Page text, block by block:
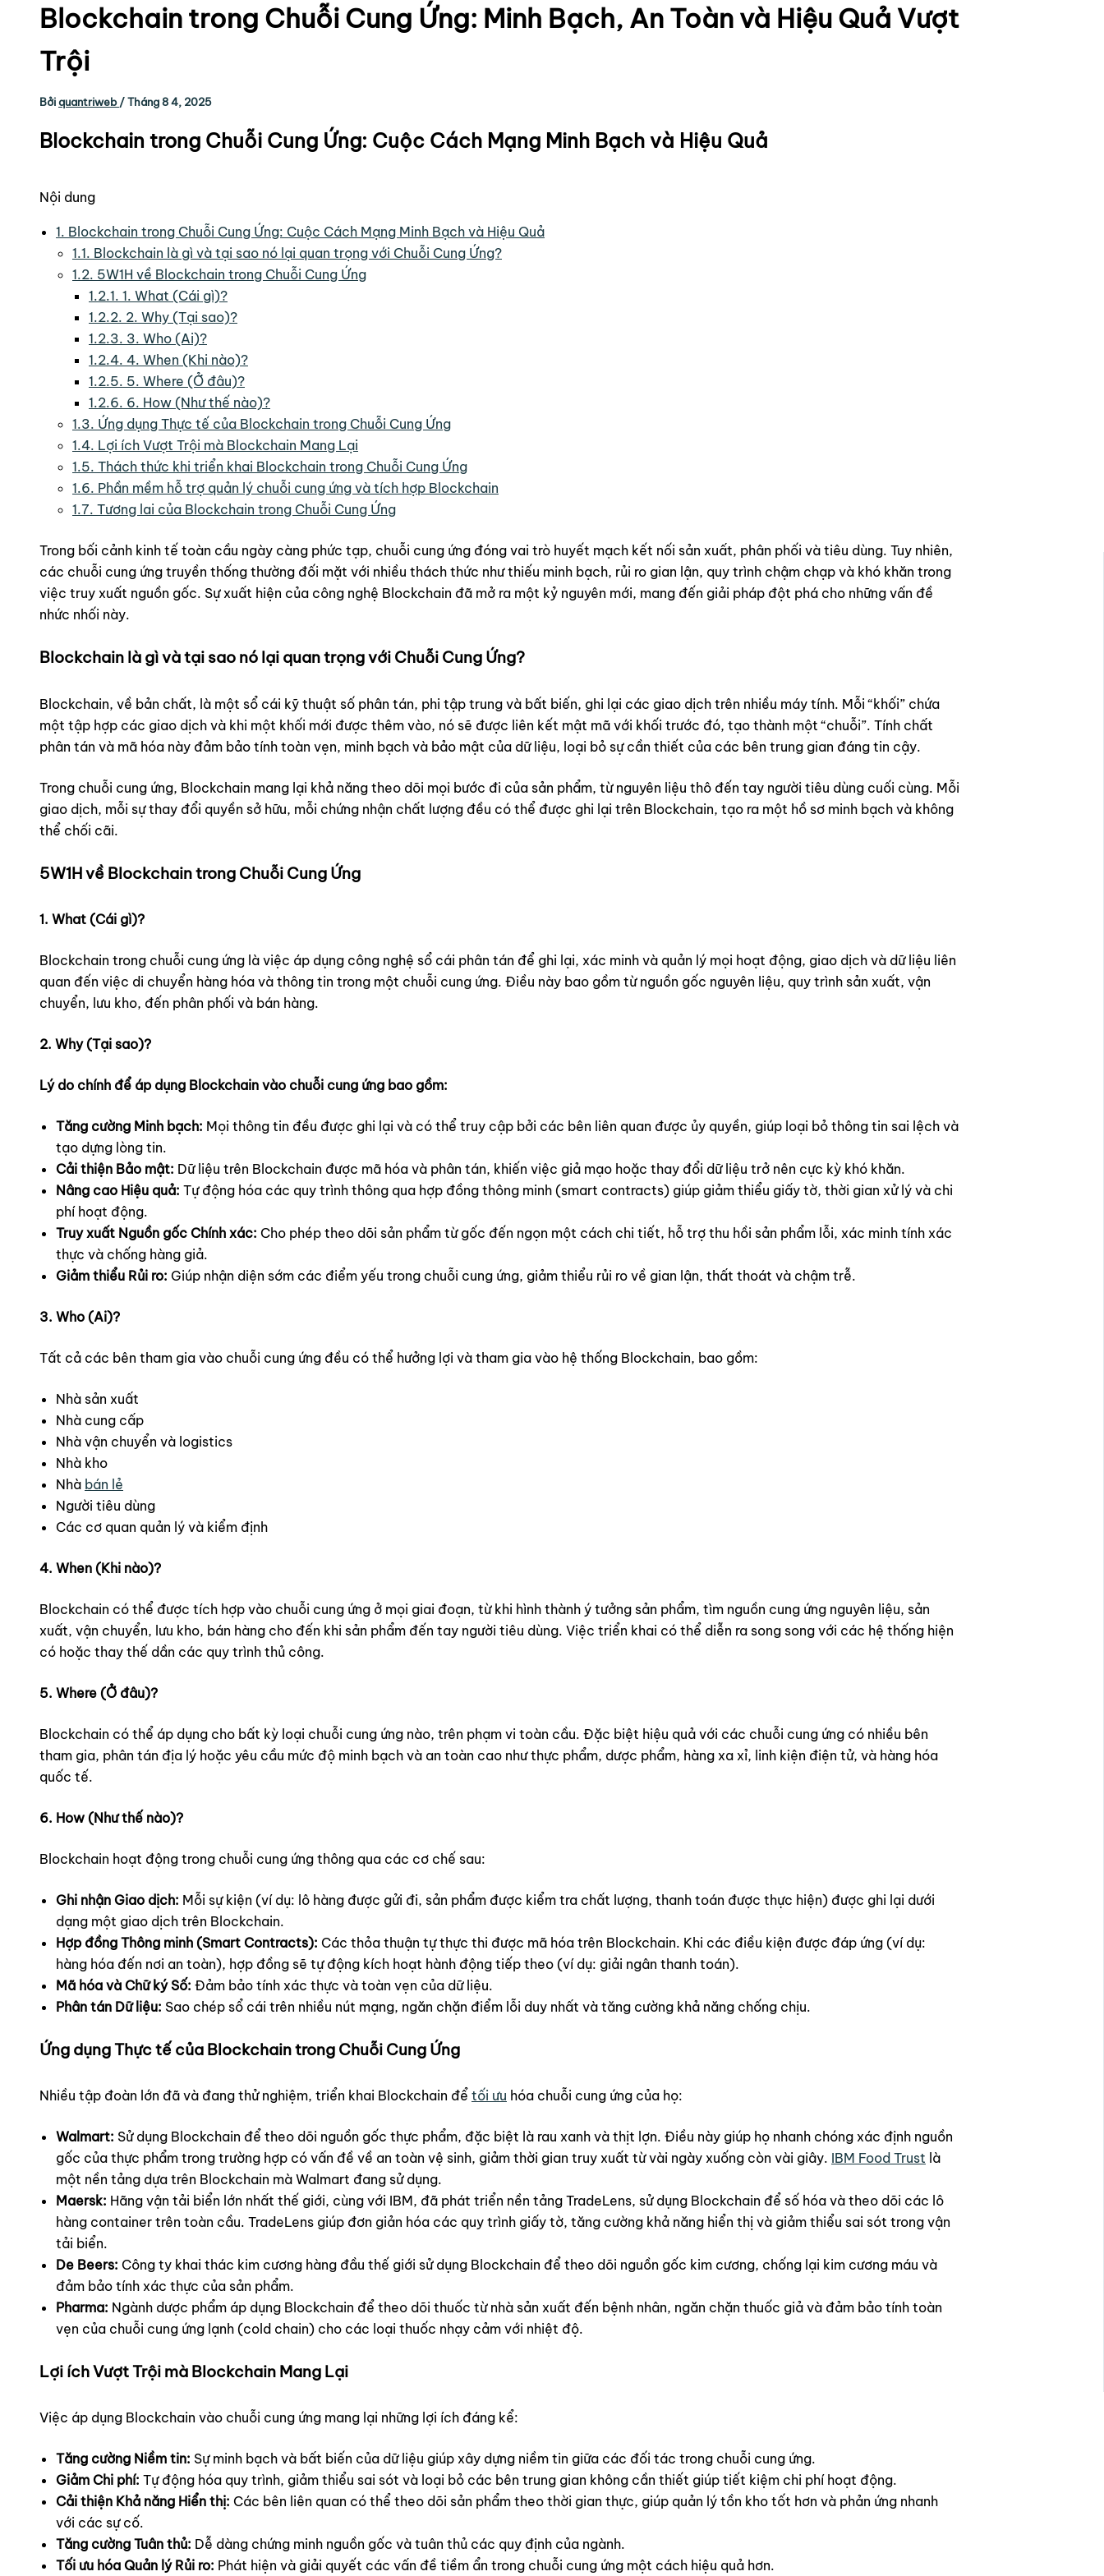
Blockchain trong Chuỗi Cung Ứng: Minh Bạch, An Toàn và Hiệu Quả Vượt
Trội
Bởiquantriweb/Tháng 8 4, 2025
Blockchain trong Chuỗi Cung Ứng: Cuộc Cách Mạng Minh Bạch và Hiệu Quả
Nội dung
1. Blockchain trong Chuỗi Cung Ứng: Cuộc Cách Mạng Minh Bạch và Hiệu Quả
1.1. Blockchain là gì và tại sao nó lại quan trọng với Chuỗi Cung Ứng?
1.2. 5W1H về Blockchain trong Chuỗi Cung Ứng
1.2.1. 1. What (Cái gì)?
1.2.2. 2. Why (Tại sao)?
1.2.3. 3. Who (Ai)?
1.2.4. 4. When (Khi nào)?
1.2.5. 5. Where (Ở đâu)?
1.2.6. 6. How (Như thế nào)?
1.3. Ứng dụng Thực tế của Blockchain trong Chuỗi Cung Ứng
1.4. Lợi ích Vượt Trội mà Blockchain Mang Lại
1.5. Thách thức khi triển khai Blockchain trong Chuỗi Cung Ứng
1.6. Phần mềm hỗ trợ quản lý chuỗi cung ứng và tích hợp Blockchain
1.7. Tương lai của Blockchain trong Chuỗi Cung Ứng
Trong bối cảnh kinh tế toàn cầu ngày càng phức tạp, chuỗi cung ứng đóng vai trò huyết mạch kết nối sản xuất, phân phối và tiêu dùng. Tuy nhiên,
các chuỗi cung ứng truyền thống thường đối mặt với nhiều thách thức như thiếu minh bạch, rủi ro gian lận, quy trình chậm chạp và khó khăn trong
việc truy xuất nguồn gốc. Sự xuất hiện của công nghệ Blockchain đã mở ra một kỷ nguyên mới, mang đến giải pháp đột phá cho những vấn đề
nhức nhối này.
Blockchain là gì và tại sao nó lại quan trọng với Chuỗi Cung Ứng?
Blockchain, về bản chất, là một sổ cái kỹ thuật số phân tán, phi tập trung và bất biến, ghi lại các giao dịch trên nhiều máy tính. Mỗi “khối” chứa
một tập hợp các giao dịch và khi một khối mới được thêm vào, nó sẽ được liên kết mật mã với khối trước đó, tạo thành một “chuỗi”. Tính chất
phân tán và mã hóa này đảm bảo tính toàn vẹn, minh bạch và bảo mật của dữ liệu, loại bỏ sự cần thiết của các bên trung gian đáng tin cậy.
Trong chuỗi cung ứng, Blockchain mang lại khả năng theo dõi mọi bước đi của sản phẩm, từ nguyên liệu thô đến tay người tiêu dùng cuối cùng. Mỗi
giao dịch, mỗi sự thay đổi quyền sở hữu, mỗi chứng nhận chất lượng đều có thể được ghi lại trên Blockchain, tạo ra một hồ sơ minh bạch và không
thể chối cãi.
5W1H về Blockchain trong Chuỗi Cung Ứng
1. What (Cái gì)?
Blockchain trong chuỗi cung ứng là việc áp dụng công nghệ sổ cái phân tán để ghi lại, xác minh và quản lý mọi hoạt động, giao dịch và dữ liệu liên
quan đến việc di chuyển hàng hóa và thông tin trong một chuỗi cung ứng. Điều này bao gồm từ nguồn gốc nguyên liệu, quy trình sản xuất, vận
chuyển, lưu kho, đến phân phối và bán hàng.
2. Why (Tại sao)?
Lý do chính để áp dụng Blockchain vào chuỗi cung ứng bao gồm:
Tăng cường Minh bạch: Mọi thông tin đều được ghi lại và có thể truy cập bởi các bên liên quan được ủy quyền, giúp loại bỏ thông tin sai lệch và
tạo dựng lòng tin.
Cải thiện Bảo mật: Dữ liệu trên Blockchain được mã hóa và phân tán, khiến việc giả mạo hoặc thay đổi dữ liệu trở nên cực kỳ khó khăn.
Nâng cao Hiệu quả: Tự động hóa các quy trình thông qua hợp đồng thông minh (smart contracts) giúp giảm thiểu giấy tờ, thời gian xử lý và chi
phí hoạt động.
Truy xuất Nguồn gốc Chính xác: Cho phép theo dõi sản phẩm từ gốc đến ngọn một cách chi tiết, hỗ trợ thu hồi sản phẩm lỗi, xác minh tính xác
thực và chống hàng giả.
Giảm thiểu Rủi ro: Giúp nhận diện sớm các điểm yếu trong chuỗi cung ứng, giảm thiểu rủi ro về gian lận, thất thoát và chậm trễ.
3. Who (Ai)?
Tất cả các bên tham gia vào chuỗi cung ứng đều có thể hưởng lợi và tham gia vào hệ thống Blockchain, bao gồm:
Nhà sản xuất
Nhà cung cấp
Nhà vận chuyển và logistics
Nhà kho
Nhà bán lẻ
Người tiêu dùng
Các cơ quan quản lý và kiểm định
4. When (Khi nào)?
Blockchain có thể được tích hợp vào chuỗi cung ứng ở mọi giai đoạn, từ khi hình thành ý tưởng sản phẩm, tìm nguồn cung ứng nguyên liệu, sản
xuất, vận chuyển, lưu kho, bán hàng cho đến khi sản phẩm đến tay người tiêu dùng. Việc triển khai có thể diễn ra song song với các hệ thống hiện
có hoặc thay thế dần các quy trình thủ công.
5. Where (Ở đâu)?
Blockchain có thể áp dụng cho bất kỳ loại chuỗi cung ứng nào, trên phạm vi toàn cầu. Đặc biệt hiệu quả với các chuỗi cung ứng có nhiều bên
tham gia, phân tán địa lý hoặc yêu cầu mức độ minh bạch và an toàn cao như thực phẩm, dược phẩm, hàng xa xỉ, linh kiện điện tử, và hàng hóa
quốc tế.
6. How (Như thế nào)?
Blockchain hoạt động trong chuỗi cung ứng thông qua các cơ chế sau:
Ghi nhận Giao dịch: Mỗi sự kiện (ví dụ: lô hàng được gửi đi, sản phẩm được kiểm tra chất lượng, thanh toán được thực hiện) được ghi lại dưới
dạng một giao dịch trên Blockchain.
Hợp đồng Thông minh (Smart Contracts): Các thỏa thuận tự thực thi được mã hóa trên Blockchain. Khi các điều kiện được đáp ứng (ví dụ:
hàng hóa đến nơi an toàn), hợp đồng sẽ tự động kích hoạt hành động tiếp theo (ví dụ: giải ngân thanh toán).
Mã hóa và Chữ ký Số: Đảm bảo tính xác thực và toàn vẹn của dữ liệu.
Phân tán Dữ liệu: Sao chép sổ cái trên nhiều nút mạng, ngăn chặn điểm lỗi duy nhất và tăng cường khả năng chống chịu.
Ứng dụng Thực tế của Blockchain trong Chuỗi Cung Ứng
Nhiều tập đoàn lớn đã và đang thử nghiệm, triển khai Blockchain để tối ưu hóa chuỗi cung ứng của họ:
Walmart: Sử dụng Blockchain để theo dõi nguồn gốc thực phẩm, đặc biệt là rau xanh và thịt lợn. Điều này giúp họ nhanh chóng xác định nguồn
gốc của thực phẩm trong trường hợp có vấn đề về an toàn vệ sinh, giảm thời gian truy xuất từ vài ngày xuống còn vài giây. IBM Food Trust là
một nền tảng dựa trên Blockchain mà Walmart đang sử dụng.
Maersk: Hãng vận tải biển lớn nhất thế giới, cùng với IBM, đã phát triển nền tảng TradeLens, sử dụng Blockchain để số hóa và theo dõi các lô
hàng container trên toàn cầu. TradeLens giúp đơn giản hóa các quy trình giấy tờ, tăng cường khả năng hiển thị và giảm thiểu sai sót trong vận
tải biển.
De Beers: Công ty khai thác kim cương hàng đầu thế giới sử dụng Blockchain để theo dõi nguồn gốc kim cương, chống lại kim cương máu và
đảm bảo tính xác thực của sản phẩm.
Pharma: Ngành dược phẩm áp dụng Blockchain để theo dõi thuốc từ nhà sản xuất đến bệnh nhân, ngăn chặn thuốc giả và đảm bảo tính toàn
vẹn của chuỗi cung ứng lạnh (cold chain) cho các loại thuốc nhạy cảm với nhiệt độ.
Lợi ích Vượt Trội mà Blockchain Mang Lại
Việc áp dụng Blockchain vào chuỗi cung ứng mang lại những lợi ích đáng kể:
Tăng cường Niềm tin: Sự minh bạch và bất biến của dữ liệu giúp xây dựng niềm tin giữa các đối tác trong chuỗi cung ứng.
Giảm Chi phí: Tự động hóa quy trình, giảm thiểu sai sót và loại bỏ các bên trung gian không cần thiết giúp tiết kiệm chi phí hoạt động.
Cải thiện Khả năng Hiển thị: Các bên liên quan có thể theo dõi sản phẩm theo thời gian thực, giúp quản lý tồn kho tốt hơn và phản ứng nhanh
với các sự cố.
Tăng cường Tuân thủ: Dễ dàng chứng minh nguồn gốc và tuân thủ các quy định của ngành.
Tối ưu hóa Quản lý Rủi ro: Phát hiện và giải quyết các vấn đề tiềm ẩn trong chuỗi cung ứng một cách hiệu quả hơn.